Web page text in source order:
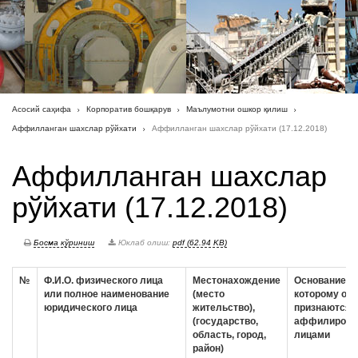
Асосий саҳифа Корпоратив бошқарув Маълумотни ошкор қилиш
Аффилланган шахслар рўйхати Аффилланган шахслар рўйхати (17.12.2018)
Аффилланган шахслар
рўйхати (17.12.2018)
Босма кўриниш Юклаб олиш: pdf (62.94 KB)
№
Ф.И.О. физического лица
или полное наименование
юридического лица
Местонахождение
(место
жительство),
(государство,
область, город,
район)
Основание,
которому они
признаются
лицами